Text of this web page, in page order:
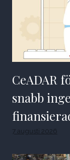
CeADAR
snabb
7 augusti 2026